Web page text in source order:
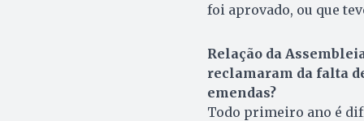
foi aprovado, ou que
Relação da
reclamaram da falta
emendas?
Todo primeiro ano é